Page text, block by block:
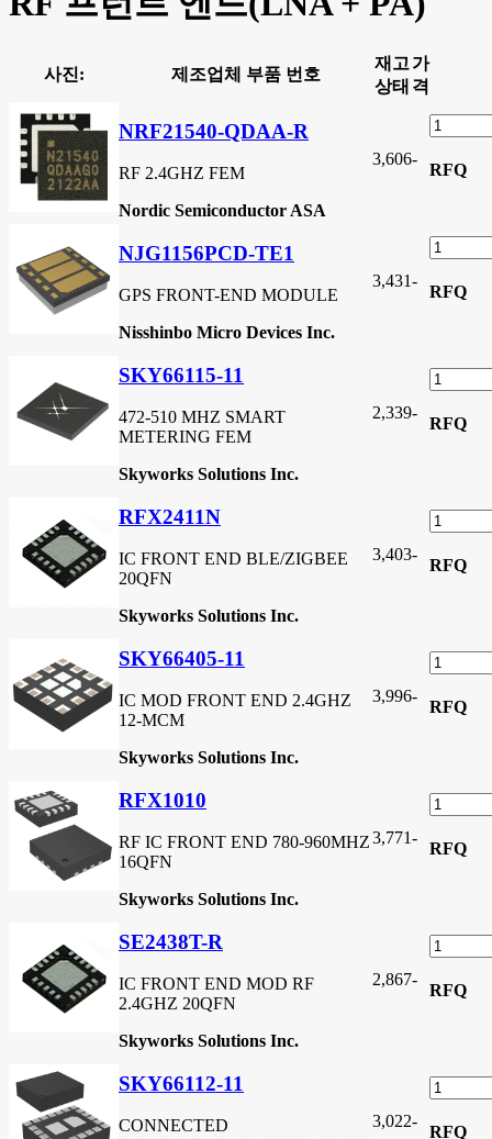
사진: 제조업체 부품 번호
재고
상태
가
격
NRF21540-QDAA-R
RF 2.4GHZ FEM
Nordic Semiconductor ASA
3,606-
RFQ
NJG1156PCD-TE1
GPS FRONT-END MODULE
Nisshinbo Micro Devices Inc.
3,431-
RFQ
SKY66115-11
472-510 MHZ SMART
METERING FEM
Skyworks Solutions Inc.
2,339-
RFQ
RFX2411N
IC FRONT END BLE/ZIGBEE
20QFN
Skyworks Solutions Inc.
3,403-
RFQ
SKY66405-11
IC MOD FRONT END 2.4GHZ
12-MCM
Skyworks Solutions Inc.
3,996-
RFQ
RFX1010
RF IC FRONT END 780-960MHZ
16QFN
Skyworks Solutions Inc.
3,771-
RFQ
SE2438T-R
IC FRONT END MOD RF
2.4GHZ 20QFN
Skyworks Solutions Inc.
2,867-
RFQ
SKY66112-11
CONNECTED
3,022-
RFQ